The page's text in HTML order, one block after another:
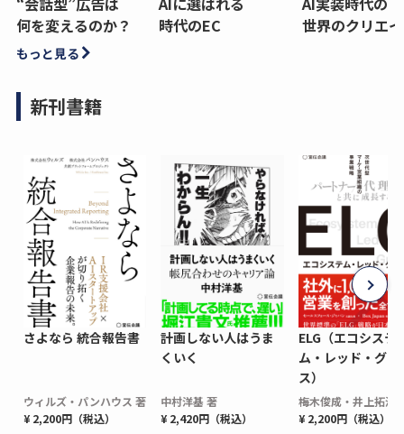
何を変えるのか？
時代のEC
世界のクリエ
もっと見る
新刊書籍
さよなら 統合報告書
ウィルズ・パンハウス 著
¥ 2,200円（税込）
計画しない人はうま
くいく
中村洋基 著
¥ 2,420円（税込）
ELG（エコシステ
ム・レッド・グロ
ス）
梅木俊成・井上拓海
¥ 2,200円（税込）